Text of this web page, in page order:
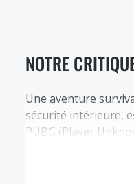
NOTRE
Une aventure
sécurité intérieure,
PUBG (Player